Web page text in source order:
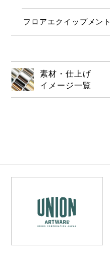
フロアエクイップメント
素材・仕上げ
イメージ一覧